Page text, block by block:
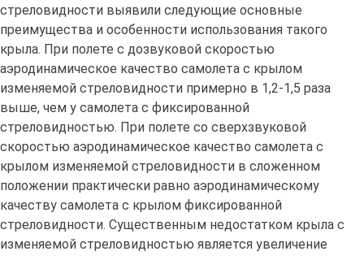
стреловидности выявили следующие основные
преимущества и особенности использования такого
крыла. При полете с дозвуковой скоростью
аэродинамическое качество самолета с крылом
изменяемой стреловидности примерно в 1,2-1,5 раза
выше, чем у самолета с фиксированной
стреловидностью. При полете со сверхзвуковой
скоростью аэродинамическое качество самолета с
крылом изменяемой стреловидности в сложенном
положении практически равно аэродинамическому
качеству самолета с крылом фиксированной
стреловидности. Существенным недостатком крыла с
изменяемой стреловидностью является увеличение